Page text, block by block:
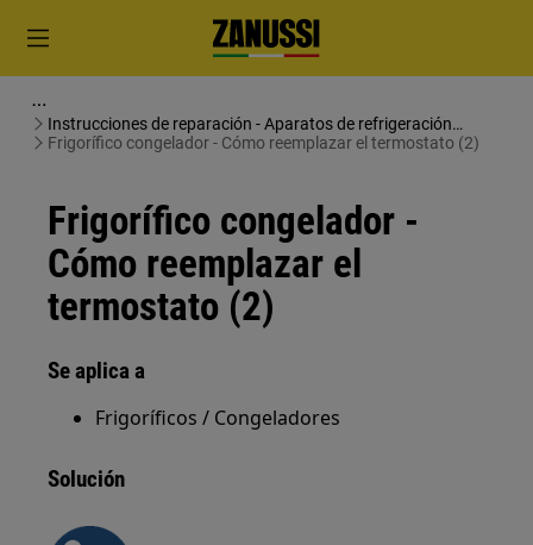
Instrucciones de reparación - Aparatos de refrigeración
(Frigoríficos y Congeladores)
Frigorífico congelador - Cómo reemplazar el termostato (2)
Frigorífico congelador -
Cómo reemplazar el
termostato (2)
Se aplica a
Frigoríficos / Congeladores
Solución